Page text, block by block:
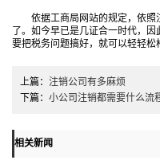
依据工商局网站的规定，依照
了。如今早已是几证合一时代，
要把税务问题搞好，就可以轻轻松
上篇： 注销公司有多麻烦
下篇： 小公司注销都需要什么流
相关新闻